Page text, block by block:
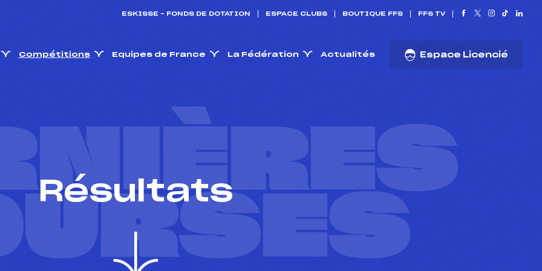
ESKISSE – FONDS DE DOTATION ESPACE CLUBS BOUTIQUE FFS FFS TV
Compétitions Equipes de France La Fédération Actualités Espace Licencié
Résultats